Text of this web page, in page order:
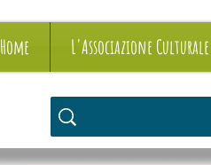
Home L'Associazione Culturale